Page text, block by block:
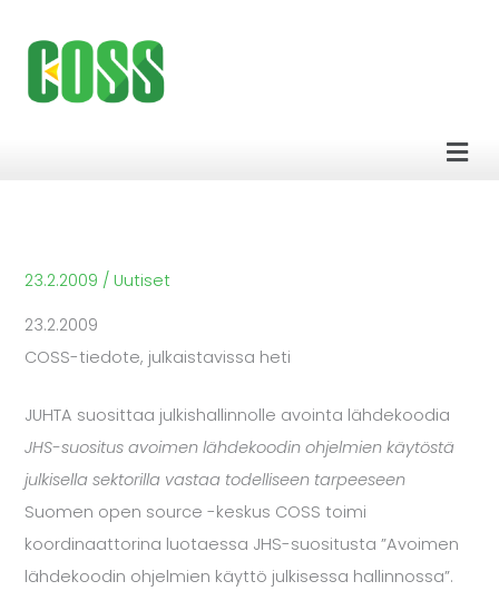
sisältöön
23.2.2009 / Uutiset
23.2.2009
COSS-tiedote, julkaistavissa heti
JUHTA suosittaa julkishallinnolle avointa lähdekoodia
JHS-suositus avoimen lähdekoodin ohjelmien käytöstä
julkisella sektorilla vastaa todelliseen tarpeeseen
Suomen open source -keskus COSS toimi
koordinaattorina luotaessa JHS-suositusta ”Avoimen
lähdekoodin ohjelmien käyttö julkisessa hallinnossa”.